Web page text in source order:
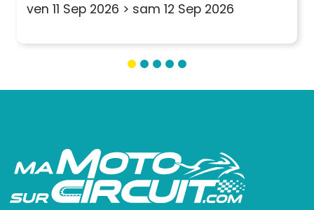
ven 11 Sep 2026 > sam 12 Sep 2026